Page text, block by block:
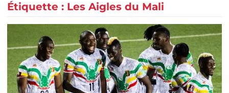
Étiquette : Les Aigles du Mali